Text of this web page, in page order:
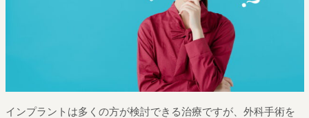
インプラントは多くの方が検討できる治療ですが、外科手術を